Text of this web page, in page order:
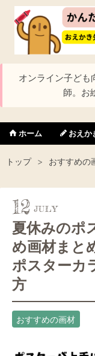
オンライン子ども
師。お
ホーム おえか
トップ > おすすめの
12
夏休みのポ
め画材まと
ポスターカ
方
おすすめの画材